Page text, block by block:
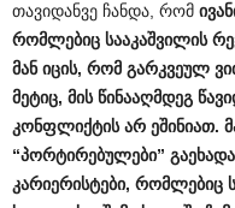
თავიდანვე ჩანდა, რომ
რომლებიც სააკაშვილის
მან იცის, რომ გარკვეულ
მეტიც, მის წინააღმდეგ
კონფლიქტის არ ეშინიათ.
“პორტირებულები” გაეხადა
კარიერისტები, რომლებიც